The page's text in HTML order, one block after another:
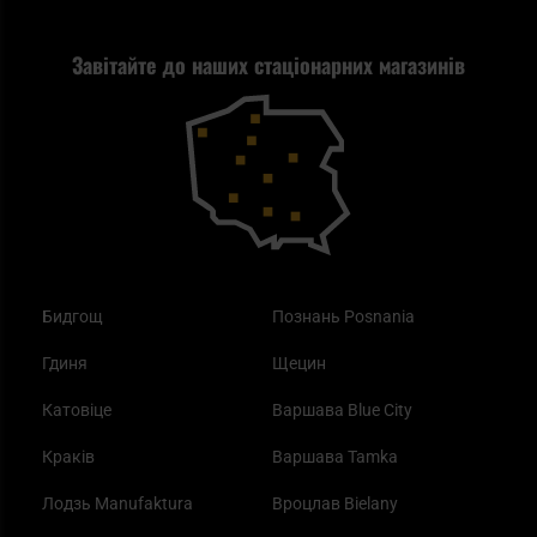
Завітайте до наших стаціонарних магазинів
Бидгощ
Гдиня
Катовіце
Краків
Лодзь Manufaktura
Познань Posnania
Щецин
Варшава Blue City
Варшава Tamka
Вроцлав Bielany
Повернення товару
Blackout - що це таке?
Як працює маска від смогу?
Найкращі спальні мішки на осінь
Самозахист